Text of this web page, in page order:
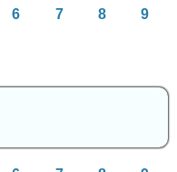
6 7 8 9